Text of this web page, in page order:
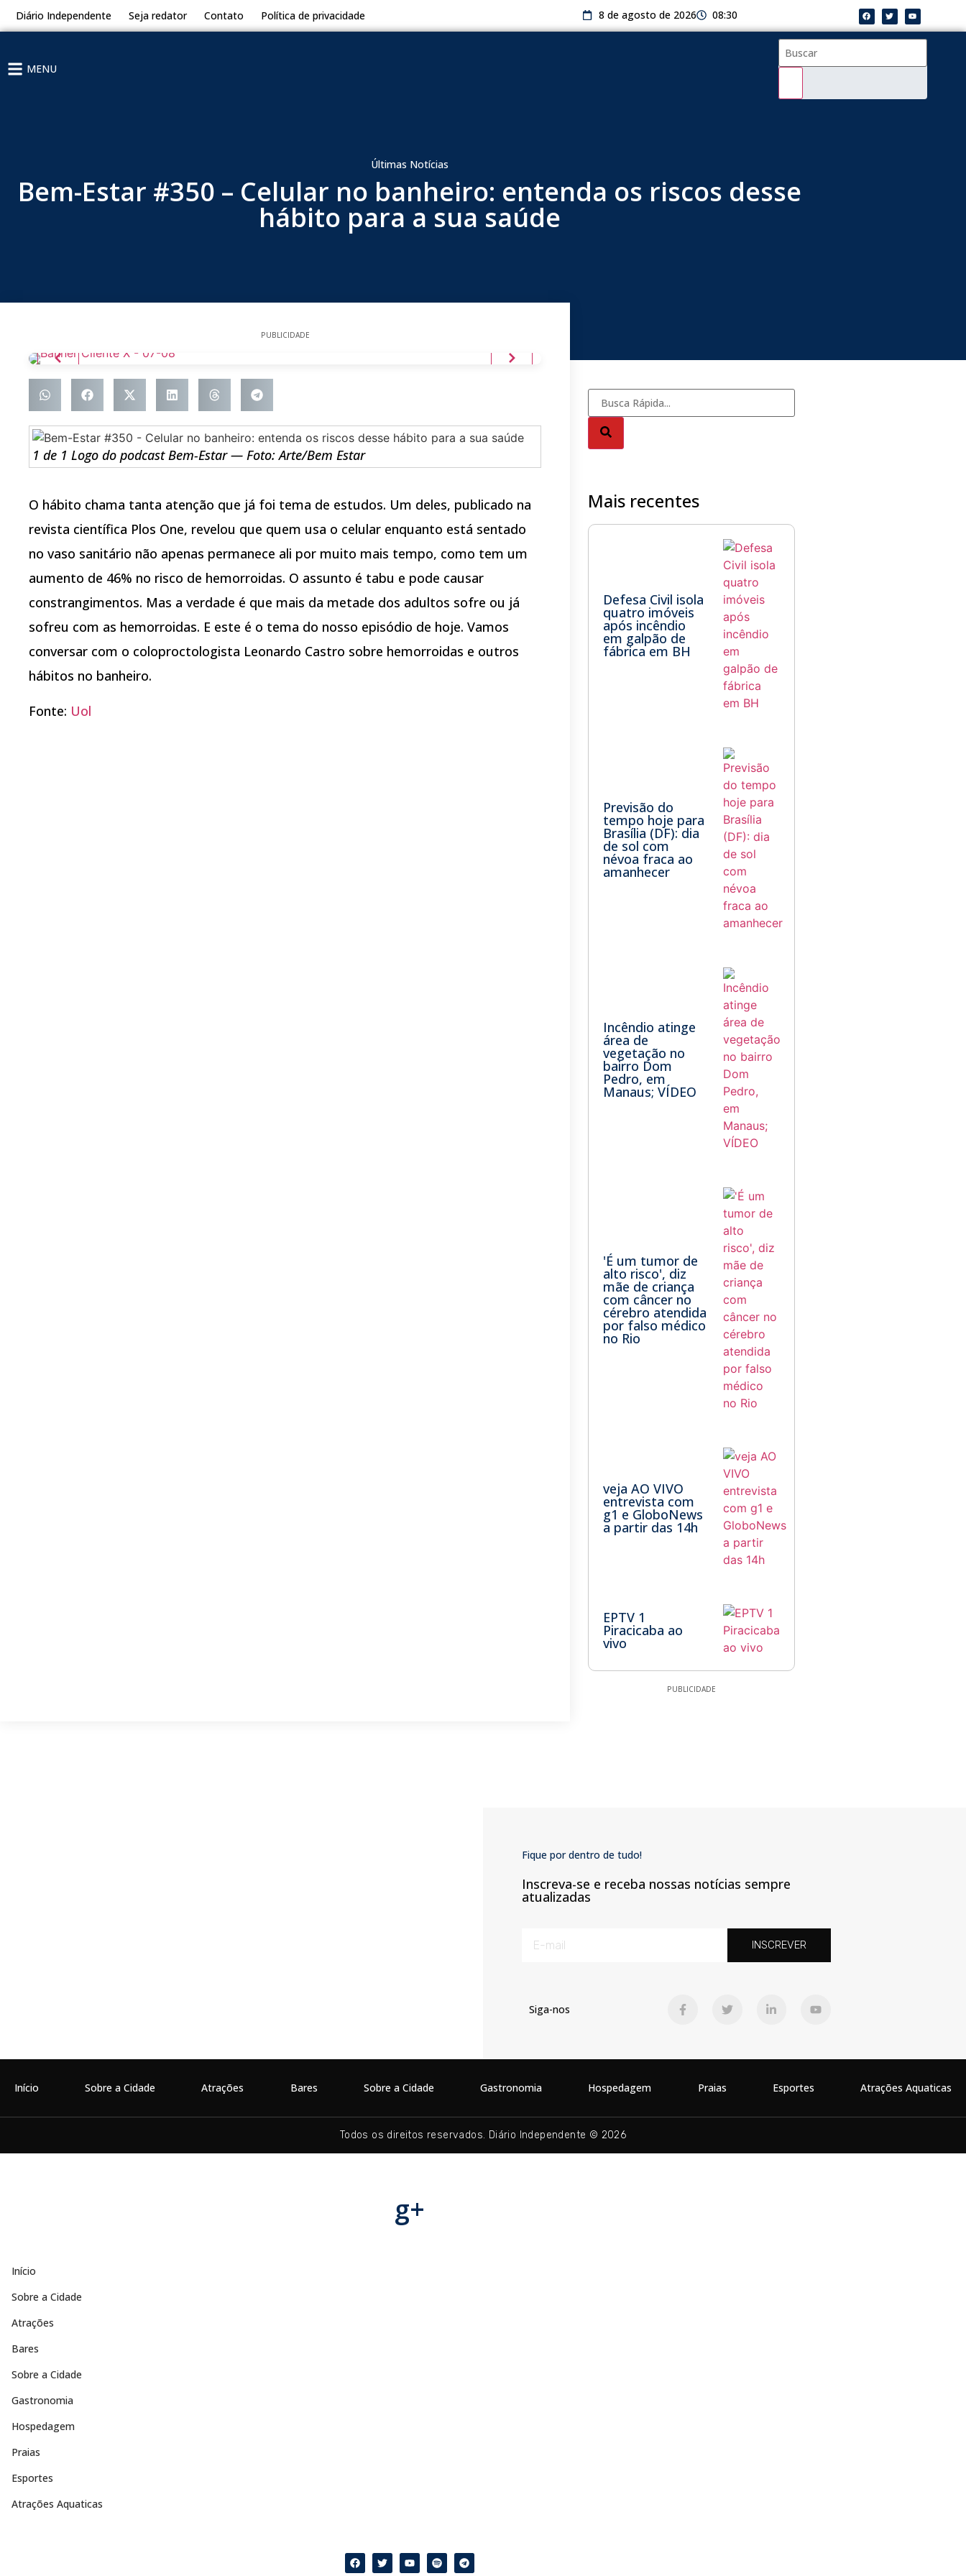
Diário Independente Seja redator Contato Política de privacidade 8 de agosto de 2026 08:30
MENU
Últimas Notícias
Bem-Estar #350 – Celular no banheiro: entenda os riscos desse
hábito para a sua saúde
PUBLICIDADE
1 de 1 Logo do podcast Bem-Estar — Foto: Arte/Bem Estar
O hábito chama tanta atenção que já foi tema de estudos. Um deles, publicado na
revista científica Plos One, revelou que quem usa o celular enquanto está sentado
no vaso sanitário não apenas permanece ali por muito mais tempo, como tem um
aumento de 46% no risco de hemorroidas. O assunto é tabu e pode causar
constrangimentos. Mas a verdade é que mais da metade dos adultos sofre ou já
sofreu com as hemorroidas. E este é o tema do nosso episódio de hoje. Vamos
conversar com o coloproctologista Leonardo Castro sobre hemorroidas e outros
hábitos no banheiro.
Fonte: Uol
Mais recentes
Defesa Civil isola
quatro imóveis
após incêndio
em galpão de
fábrica em BH
Previsão do
tempo hoje para
Brasília (DF): dia
de sol com
névoa fraca ao
amanhecer
Incêndio atinge
área de
vegetação no
bairro Dom
Pedro, em
Manaus; VÍDEO
'É um tumor de
alto risco', diz
mãe de criança
com câncer no
cérebro atendida
por falso médico
no Rio
veja AO VIVO
entrevista com
g1 e GloboNews
a partir das 14h
EPTV 1
Piracicaba ao
vivo
PUBLICIDADE
Fique por dentro de tudo!
Inscreva-se e receba nossas notícias sempre
atualizadas
INSCREVER
Siga-nos
Início Sobre a Cidade Atrações Bares Sobre a Cidade Gastronomia Hospedagem Praias Esportes Atrações Aquaticas
Todos os direitos reservados. Diário Independente © 2026
g+
Início
Sobre a Cidade
Atrações
Bares
Sobre a Cidade
Gastronomia
Hospedagem
Praias
Esportes
Atrações Aquaticas